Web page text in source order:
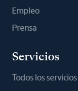
Empleo
Prensa
Servicios
Todos los servicios